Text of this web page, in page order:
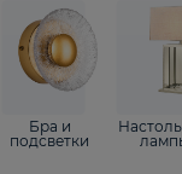
Бра и
подсветки